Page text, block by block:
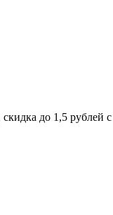
до 1,5 рублей с